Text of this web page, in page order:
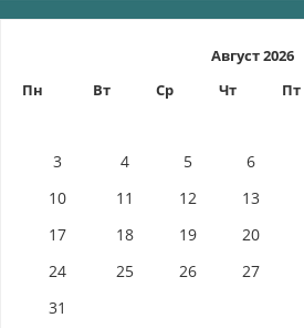
Август 2026
Пн
Вт Ср Чт Пт
3
4 5 6
10
11 12 13
17
18 19 20
24
25 26 27
31